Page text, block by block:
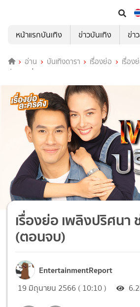
หน้าแรกบันเทิง
ข่าวบันเทิง ข่า
อ่าน บันเทิงดารา เรื่องย่อ เรื่อง
ปริศนา ช่อง 7HD (ตอนจบ)
เรื่องย่อ เพลิงปริศนา
(ตอนจบ)
EntertainmentReport
19 มิถุนายน 2566 ( 10:10 )